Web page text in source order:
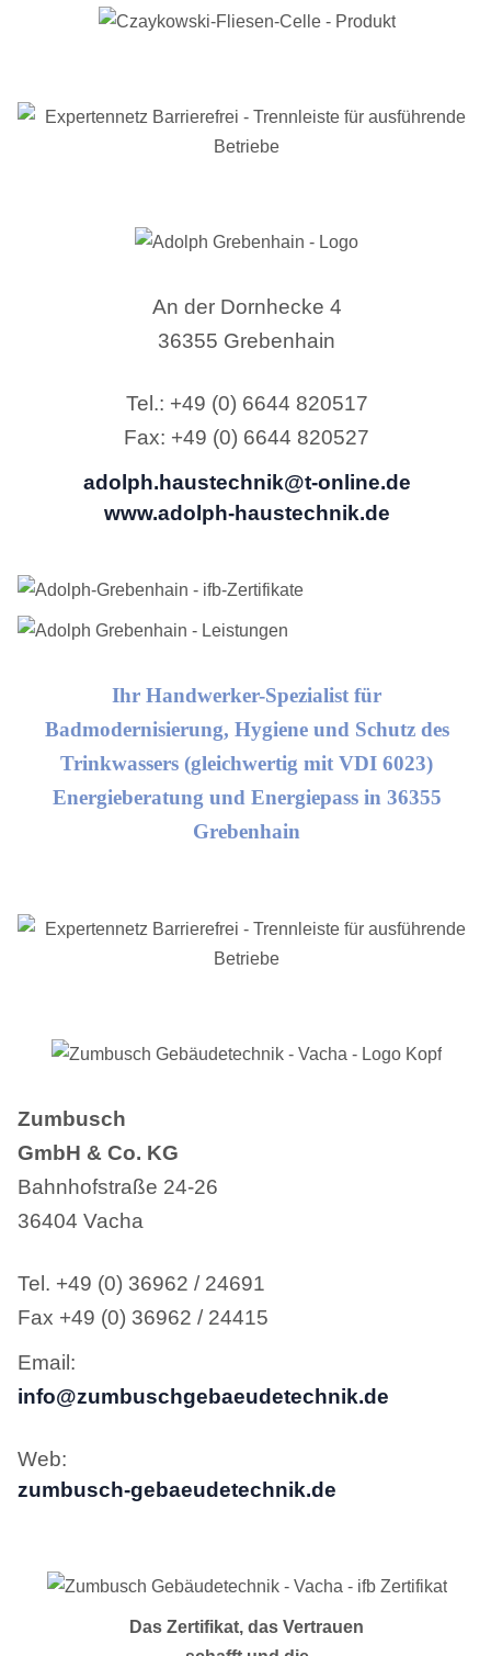
An der Dornhecke 4
36355 Grebenhain
Tel.: +49 (0) 6644 820517
Fax: +49 (0) 6644 820527
adolph.haustechnik@t-online.de
www.adolph-haustechnik.de
Ihr Handwerker-Spezialist für
Badmodernisierung, Hygiene und Schutz des
Trinkwassers (gleichwertig mit VDI 6023)
Energieberatung und Energiepass in 36355
Grebenhain
Zumbusch
GmbH & Co. KG
Bahnhofstraße 24-26
36404 Vacha
Tel. +49 (0) 36962 / 24691
Fax +49 (0) 36962 / 24415
Email:
info@zumbuschgebaeudetechnik.de
Web:
zumbusch-gebaeudetechnik.de
Das Zertifikat, das Vertrauen